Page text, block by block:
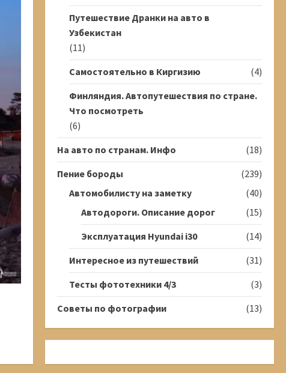
Путешествие Дранки на авто в
Узбекистан
(11)
Самостоятельно в Киргизию
(4)
Финляндия. Автопутешествия по стране.
Что посмотреть
(6)
На авто по странам. Инфо
(18)
Пение бороды
(239)
Автомобилисту на заметку
(40)
Автодороги. Описание дорог
(15)
Эксплуатация Hyundai i30
(14)
Интересное из путешествий
(31)
Тесты фототехники 4/3
(3)
Советы по фотографии
(13)